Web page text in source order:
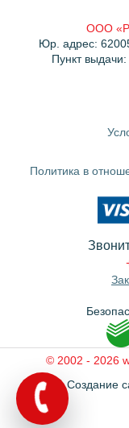
ООО
Юр. адрес:
Пункт выдачи:
Политика в
© 2002 - 2026
Создание